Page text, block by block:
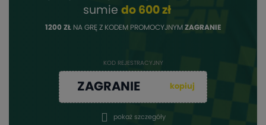
sumie do 600 zł
1200 ZŁ NA GRĘ Z KODEM PROMOCYJNYM ZAGRANIE
KOD REJESTRACYJNY
ZAGRANIE kopiuj
pokaż szczegóły